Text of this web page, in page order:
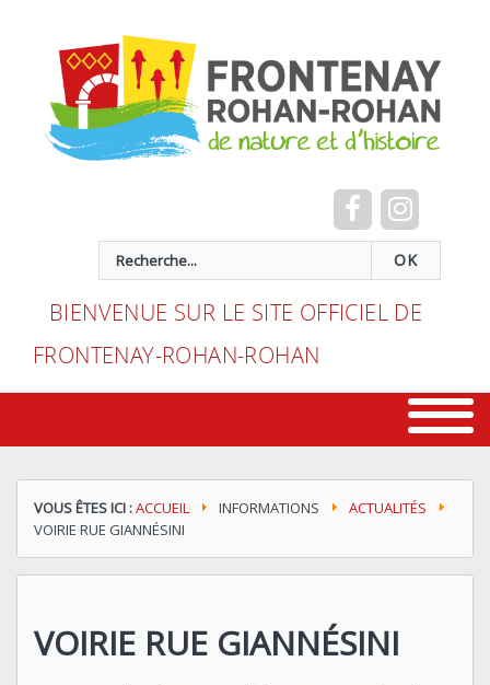
OK
BIENVENUE SUR LE SITE OFFICIEL DE
FRONTENAY-ROHAN-ROHAN
VOUS ÊTES ICI :ACCUEIL INFORMATIONS
ACTUALITÉS
VOIRIE RUE GIANNÉSINI
VOIRIE RUE GIANNÉSINI